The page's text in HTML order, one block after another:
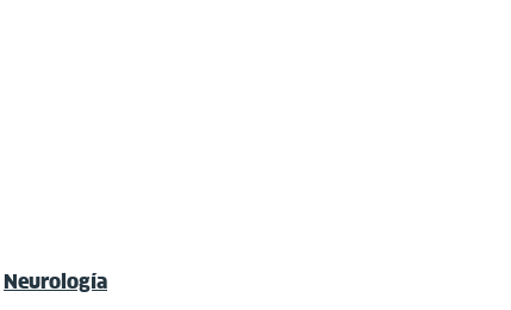
Neurología